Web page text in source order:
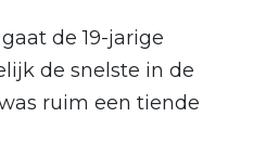
de 19-jarige
de snelste in de
ruim een tiende